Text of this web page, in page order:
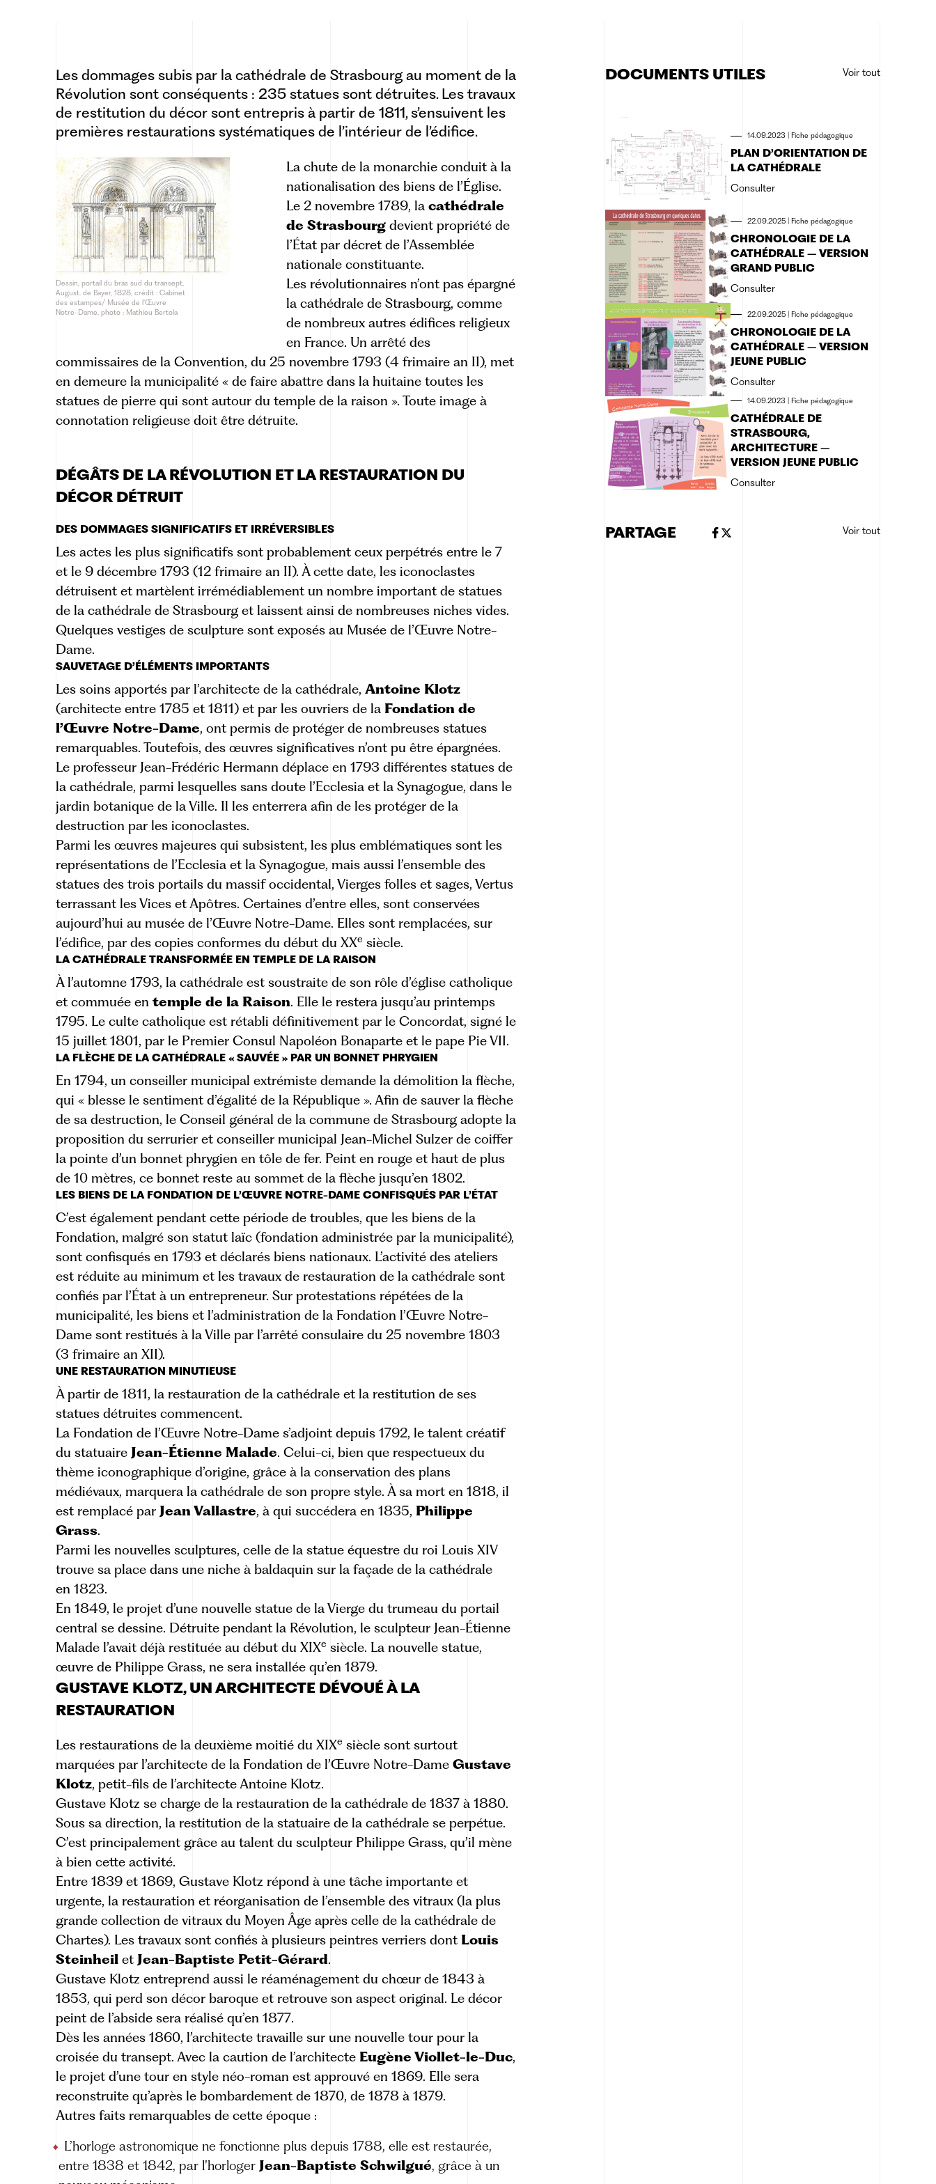
Les dommages subis par la cathédrale de Strasbourg au moment de la
Révolution sont conséquents : 235 statues sont détruites. Les travaux
de restitution du décor sont entrepris à partir de 1811, s’ensuivent les
premières restaurations systématiques de l’intérieur de l’édifice.
Dessin, portail du bras sud du transept,
August. de Bayer, 1828, crédit : Cabinet
des estampes/ Musée de l’Œuvre
Notre-Dame, photo : Mathieu Bertola
La chute de la monarchie conduit à la
nationalisation des biens de l’Église.
Le 2 novembre 1789, la cathédrale
de Strasbourgdevient propriété de
l’État par décret de l’Assemblée
nationale constituante.
Les révolutionnaires n’ont pas épargné
la cathédrale de Strasbourg, comme
de nombreux autres édifices religieux
en France. Un arrêté des
commissaires de la Convention, du 25 novembre 1793 (4 frimaire an II), met
en demeure la municipalité « de faire abattre dans la huitaine toutes les
statues de pierre qui sont autour du temple de la raison ». Toute image à
connotation religieuse doit être détruite.
DÉGÂTS DE LA RÉVOLUTION ET LA RESTAURATION DU
DÉCOR DÉTRUIT
DES DOMMAGES SIGNIFICATIFS ET IRRÉVERSIBLES
Les actes les plus significatifs sont probablement ceux perpétrés entre le 7
et le 9 décembre 1793 (12 frimaire an II). À cette date, les iconoclastes
détruisent et martèlent irrémédiablement un nombre important de statues
de la cathédrale de Strasbourg et laissent ainsi de nombreuses niches vides.
Quelques vestiges de sculpture sont exposés au Musée de l’Œuvre Notre-
Dame.
SAUVETAGE D’ÉLÉMENTS IMPORTANTS
Les soins apportés par l’architecte de la cathédrale, Antoine Klotz
(architecte entre 1785 et 1811) et par les ouvriers de la Fondation de
l’Œuvre Notre-Dame, ont permis de protéger de nombreuses statues
remarquables. Toutefois, des œuvres significatives n’ont pu être épargnées.
Le professeur Jean-Frédéric Hermann déplace en 1793 différentes statues de
la cathédrale, parmi lesquelles sans doute l’Ecclesia et la Synagogue, dans le
jardin botanique de la Ville. Il les enterrera afin de les protéger de la
destruction par les iconoclastes.
Parmi les œuvres majeures qui subsistent, les plus emblématiques sont les
représentations de l’Ecclesia et la Synagogue, mais aussi l’ensemble des
statues des trois portails du massif occidental, Vierges folles et sages, Vertus
terrassant les Vices et Apôtres. Certaines d’entre elles, sont conservées
aujourd’hui au musée de l’Œuvre Notre-Dame. Elles sont remplacées, sur
l’édifice, par des copies conformes du début du XXe siècle.
LA CATHÉDRALE TRANSFORMÉE EN TEMPLE DE LA RAISON
À l’automne 1793, la cathédrale est soustraite de son rôle d’église catholique
et commuée en temple de la Raison. Elle le restera jusqu’au printemps
1795. Le culte catholique est rétabli définitivement par le Concordat, signé le
15 juillet 1801, par le Premier Consul Napoléon Bonaparte et le pape Pie VII.
LA FLÈCHE DE LA CATHÉDRALE « SAUVÉE » PAR UN BONNET PHRYGIEN
En 1794, un conseiller municipal extrémiste demande la démolition la flèche,
qui « blesse le sentiment d’égalité de la République ». Afin de sauver la flèche
de sa destruction, le Conseil général de la commune de Strasbourg adopte la
proposition du serrurier et conseiller municipal Jean-Michel Sulzer de coiffer
la pointe d’un bonnet phrygien en tôle de fer. Peint en rouge et haut de plus
de 10 mètres, ce bonnet reste au sommet de la flèche jusqu’en 1802.
LES BIENS DE LA FONDATION DE L’ŒUVRE NOTRE-DAME CONFISQUÉS PAR L’ÉTAT
C’est également pendant cette période de troubles, que les biens de la
Fondation, malgré son statut laïc (fondation administrée par la municipalité),
sont confisqués en 1793 et déclarés biens nationaux. L’activité des ateliers
est réduite au minimum et les travaux de restauration de la cathédrale sont
confiés par l’État à un entrepreneur. Sur protestations répétées de la
municipalité, les biens et l’administration de la Fondation l’Œuvre Notre-
Dame sont restitués à la Ville par l’arrêté consulaire du 25 novembre 1803
(3 frimaire an XII).
UNE RESTAURATION MINUTIEUSE
À partir de 1811, la restauration de la cathédrale et la restitution de ses
statues détruites commencent.
La Fondation de l’Œuvre Notre-Dame s’adjoint depuis 1792, le talent créatif
du statuaire Jean-Étienne Malade. Celui-ci, bien que respectueux du
thème iconographique d’origine, grâce à la conservation des plans
médiévaux, marquera la cathédrale de son propre style. À sa mort en 1818, il
est remplacé par Jean Vallastre, à qui succédera en 1835, Philippe
Grass.
Parmi les nouvelles sculptures, celle de la statue équestre du roi Louis XIV
trouve sa place dans une niche à baldaquin sur la façade de la cathédrale
en 1823.
En 1849, le projet d’une nouvelle statue de la Vierge du trumeau du portail
central se dessine. Détruite pendant la Révolution, le sculpteur Jean-Étienne
Malade l’avait déjà restituée au début du XIXe siècle. La nouvelle statue,
œuvre de Philippe Grass, ne sera installée qu’en 1879.
GUSTAVE KLOTZ, UN ARCHITECTE DÉVOUÉ À LA
RESTAURATION
Les restaurations de la deuxième moitié du XIXe siècle sont surtout
marquées par l’architecte de la Fondation de l’Œuvre Notre-Dame Gustave
Klotz, petit-fils de l’architecte Antoine Klotz.
Gustave Klotz se charge de la restauration de la cathédrale de 1837 à 1880.
Sous sa direction, la restitution de la statuaire de la cathédrale se perpétue.
C’est principalement grâce au talent du sculpteur Philippe Grass, qu’il mène
à bien cette activité.
Entre 1839 et 1869, Gustave Klotz répond à une tâche importante et
urgente, la restauration et réorganisation de l’ensemble des vitraux (la plus
grande collection de vitraux du Moyen Âge après celle de la cathédrale de
Chartes). Les travaux sont confiés à plusieurs peintres verriers dont Louis
Steinheil et Jean-Baptiste Petit-Gérard.
Gustave Klotz entreprend aussi le réaménagement du chœur de 1843 à
1853, qui perd son décor baroque et retrouve son aspect original. Le décor
peint de l’abside sera réalisé qu’en 1877.
Dès les années 1860, l’architecte travaille sur une nouvelle tour pour la
croisée du transept. Avec la caution de l’architecte Eugène Viollet-le-Duc,
le projet d’une tour en style néo-roman est approuvé en 1869. Elle sera
reconstruite qu’après le bombardement de 1870, de 1878 à 1879.
Autres faits remarquables de cette époque :
L’horloge astronomique ne fonctionne plus depuis 1788, elle est restaurée,
entre 1838 et 1842, par l’horloger Jean-Baptiste Schwilgué, grâce à un
DOCUMENTS UTILES Voir tout
14.09.2023 |Fiche pédagogique
PLAN D’ORIENTATION DE
LA CATHÉDRALE
Consulter
22.09.2025 Fiche pédagogique
CHRONOLOGIE DE LA
CATHÉDRALE – VERSION
GRAND PUBLIC
Consulter
22.09.2025 |Fiche pédagogique
CHRONOLOGIE DE LA
CATHÉDRALE – VERSION
JEUNE PUBLIC
Consulter
14.09.2023 |Fiche pédagogique
CATHÉDRALE DE
STRASBOURG,
ARCHITECTURE –
VERSION JEUNE PUBLIC
Consulter
PARTAGE Voir tout